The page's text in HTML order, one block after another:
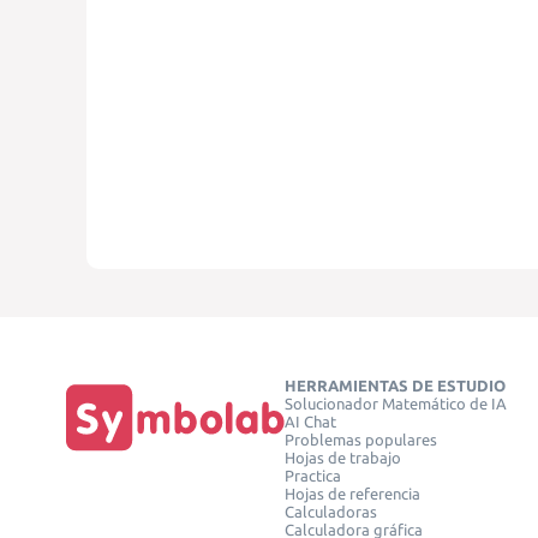
HERRAMIENTAS DE ESTUDIO
Solucionador Matemático de IA
AI Chat
Problemas populares
Hojas de trabajo
Practica
Hojas de referencia
Calculadoras
Calculadora gráfica